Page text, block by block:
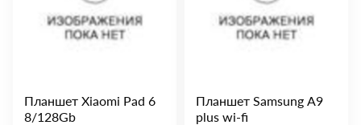
Планшет Xiaomi Pad 6
8/128Gb
Планшет Samsung А9
plus wi-fi